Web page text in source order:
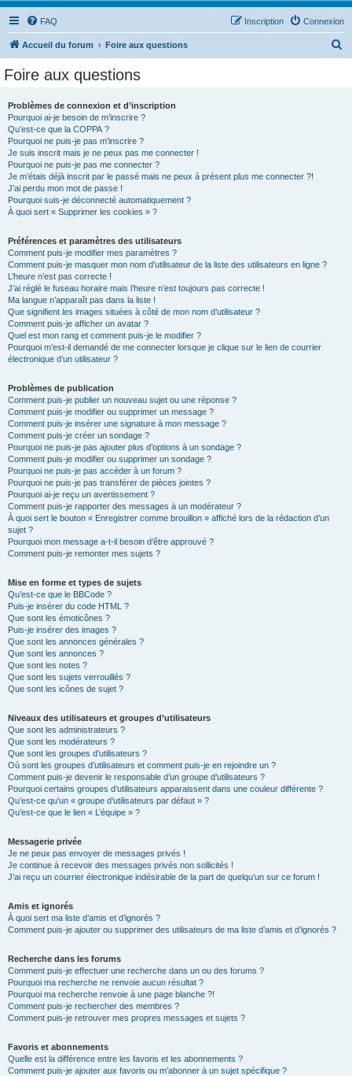
FAQ Connexion
Inscription
Accueil du forum Foire aux questions
Foire aux questions
Problèmes de connexion et d’inscription
Pourquoi ai-je besoin de m’inscrire ?
Qu’est-ce que la COPPA ?
Pourquoi ne puis-je pas m’inscrire ?
Je suis inscrit mais je ne peux pas me connecter !
Pourquoi ne puis-je pas me connecter ?
Je m’étais déjà inscrit par le passé mais ne peux à présent plus me connecter ?!
J’ai perdu mon mot de passe !
Pourquoi suis-je déconnecté automatiquement ?
À quoi sert « Supprimer les cookies » ?
Préférences et paramètres des utilisateurs
Comment puis-je modifier mes paramètres ?
Comment puis-je masquer mon nom d’utilisateur de la liste des utilisateurs en ligne ?
L’heure n’est pas correcte !
J’ai réglé le fuseau horaire mais l’heure n’est toujours pas correcte !
Ma langue n’apparaît pas dans la liste !
Que signifient les images situées à côté de mon nom d’utilisateur ?
Comment puis-je afficher un avatar ?
Quel est mon rang et comment puis-je le modifier ?
Pourquoi m’est-il demandé de me connecter lorsque je clique sur le lien de courrier
électronique d’un utilisateur ?
Problèmes de publication
Comment puis-je publier un nouveau sujet ou une réponse ?
Comment puis-je modifier ou supprimer un message ?
Comment puis-je insérer une signature à mon message ?
Comment puis-je créer un sondage ?
Pourquoi ne puis-je pas ajouter plus d’options à un sondage ?
Comment puis-je modifier ou supprimer un sondage ?
Pourquoi ne puis-je pas accéder à un forum ?
Pourquoi ne puis-je pas transférer de pièces jointes ?
Pourquoi ai-je reçu un avertissement ?
Comment puis-je rapporter des messages à un modérateur ?
À quoi sert le bouton « Enregistrer comme brouillon » affiché lors de la rédaction d’un
sujet ?
Pourquoi mon message a-t-il besoin d’être approuvé ?
Comment puis-je remonter mes sujets ?
Mise en forme et types de sujets
Qu’est-ce que le BBCode ?
Puis-je insérer du code HTML ?
Que sont les émoticônes ?
Puis-je insérer des images ?
Que sont les annonces générales ?
Que sont les annonces ?
Que sont les notes ?
Que sont les sujets verrouillés ?
Que sont les icônes de sujet ?
Niveaux des utilisateurs et groupes d’utilisateurs
Que sont les administrateurs ?
Que sont les modérateurs ?
Que sont les groupes d’utilisateurs ?
Où sont les groupes d’utilisateurs et comment puis-je en rejoindre un ?
Comment puis-je devenir le responsable d’un groupe d’utilisateurs ?
Pourquoi certains groupes d’utilisateurs apparaissent dans une couleur différente ?
Qu’est-ce qu’un « groupe d’utilisateurs par défaut » ?
Qu’est-ce que le lien « L’équipe » ?
Messagerie privée
Je ne peux pas envoyer de messages privés !
Je continue à recevoir des messages privés non sollicités !
J’ai reçu un courrier électronique indésirable de la part de quelqu’un sur ce forum !
Amis et ignorés
À quoi sert ma liste d’amis et d’ignorés ?
Comment puis-je ajouter ou supprimer des utilisateurs de ma liste d’amis et d’ignorés ?
Recherche dans les forums
Comment puis-je effectuer une recherche dans un ou des forums ?
Pourquoi ma recherche ne renvoie aucun résultat ?
Pourquoi ma recherche renvoie à une page blanche ?!
Comment puis-je rechercher des membres ?
Comment puis-je retrouver mes propres messages et sujets ?
Favoris et abonnements
Quelle est la différence entre les favoris et les abonnements ?
Comment puis-je ajouter aux favoris ou m’abonner à un sujet spécifique ?